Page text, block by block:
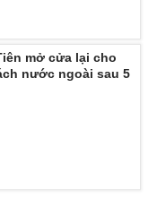
mở cửa lại cho
nước ngoài sau 5